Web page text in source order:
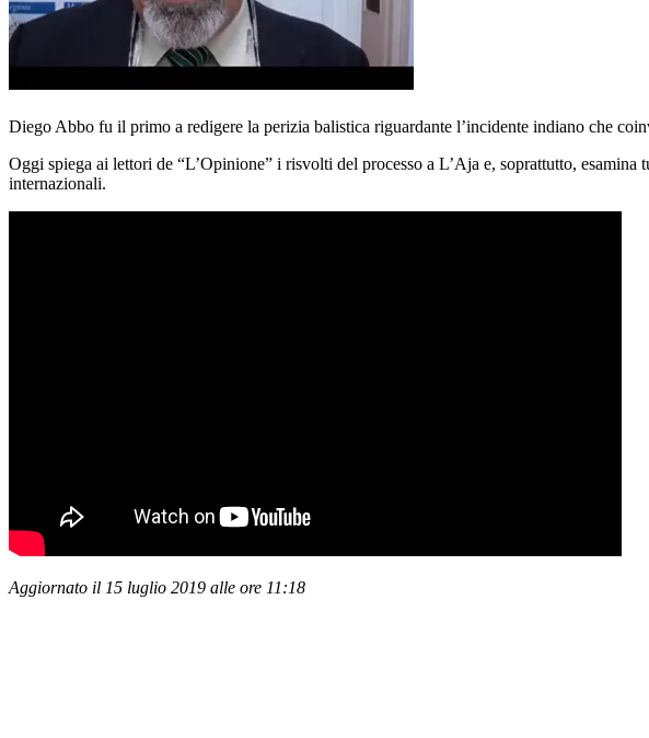
Diego Abbo fu il primo a redigere la perizia balistica riguardante l’incidente indiano che
Oggi spiega ai lettori de “L’Opinione” i risvolti del processo a L’Aja e, soprattutto,
internazionali.
Aggiornato il 15 luglio 2019 alle ore 11:18